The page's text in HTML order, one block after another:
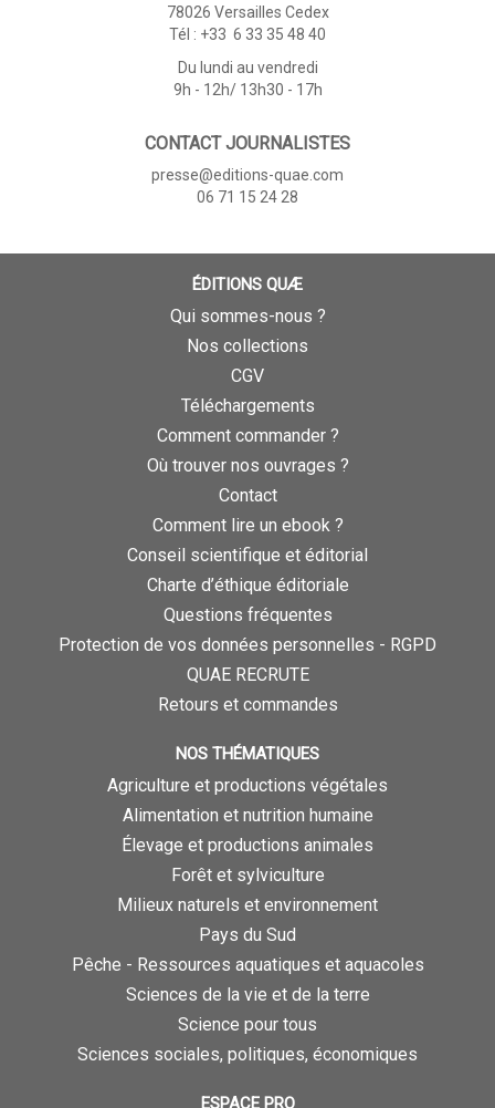
78026 Versailles Cedex
Tél : +33 6 33 35 48 40
Du lundi au vendredi
9h - 12h/ 13h30 - 17h
CONTACT JOURNALISTES
presse@editions-quae.com
06 71 15 24 28
ÉDITIONS QUÆ
Qui sommes-nous ?
Nos collections
CGV
Téléchargements
Comment commander ?
Où trouver nos ouvrages ?
Contact
Comment lire un ebook ?
Conseil scientifique et éditorial
Charte d’éthique éditoriale
Questions fréquentes
Protection de vos données personnelles - RGPD
QUAE RECRUTE
Retours et commandes
NOS THÉMATIQUES
Agriculture et productions végétales
Alimentation et nutrition humaine
Élevage et productions animales
Forêt et sylviculture
Milieux naturels et environnement
Pays du Sud
Pêche - Ressources aquatiques et aquacoles
Sciences de la vie et de la terre
Science pour tous
Sciences sociales, politiques, économiques
ESPACE PRO